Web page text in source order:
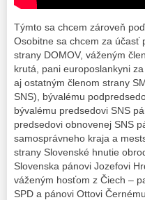
Týmto sa chcem zároveň
Osobitne sa chcem za účasť
strany DOMOV, váženým
krutá, pani europoslankyni
aj ostatným členom strany
SNS), bývalému
bývalému predsedovi SNS
predsedovi obnovenej SNS
samosprávneho kraja a
strany Slovenské hnutie
Slovenska pánovi Jozefovi
váženým hosťom z Čiech –
SPD a pánovi Ottovi